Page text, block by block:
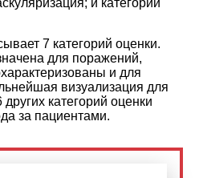
7 категорий оценки.
для поражений,
и для
визуализация для
категорий оценки
за пациентами.